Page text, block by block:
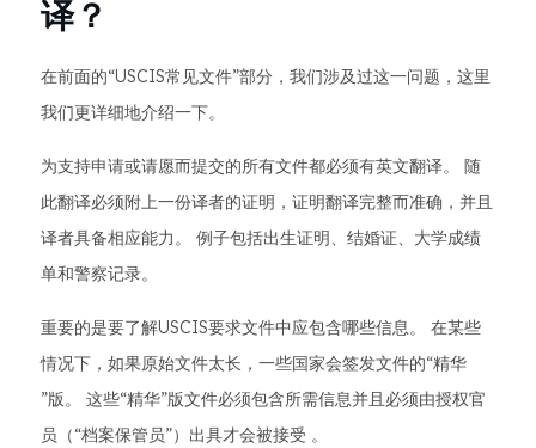
译？
在前面的“USCIS常见文件”部分，我们涉及过这一问题，这里
我们更详细地介绍一下。
为支持申请或请愿而提交的所有文件都必须有英文翻译。 随
此翻译必须附上一份译者的证明，证明翻译完整而准确，并且
译者具备相应能力。 例子包括出生证明、结婚证、大学成绩
单和警察记录。
重要的是要了解USCIS要求文件中应包含哪些信息。 在某些
情况下，如果原始文件太长，一些国家会签发文件的“精华
”版。 这些“精华”版文件必须包含所需信息并且必须由授权官
员（“档案保管员”）出具才会被接受 。